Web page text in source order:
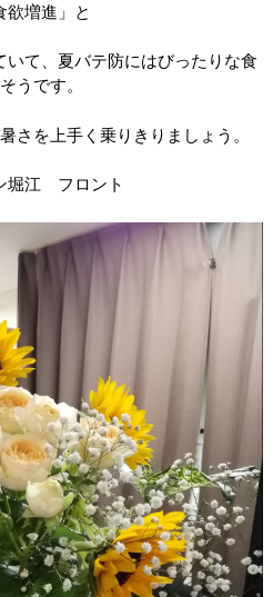
欲増進」と
て、夏バテ防にはびったりな食
うです。
さを上手く乗りきりましょう。
堀江 フロント